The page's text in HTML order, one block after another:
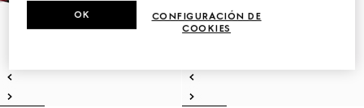
CONFIGURACIÓN DE
COOKIES
OK